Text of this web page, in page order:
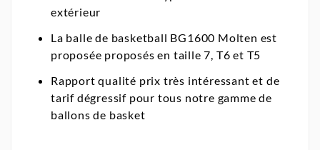
extérieur
La balle de basketball BG1600 Molten est
proposée proposés en taille 7, T6 et T5
Rapport qualité prix très intéressant et de
tarif dégressif pour tous notre gamme de
ballons de basket